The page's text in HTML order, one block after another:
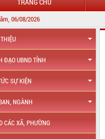
06/08/2026
ĐẠO UBND TỈNH
SỰ KIỆN
NGÀNH
CÁC XÃ, PHƯỜNG